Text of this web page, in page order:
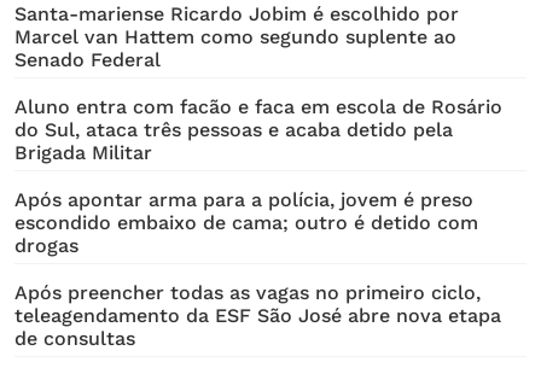
Santa-mariense Ricardo Jobim é escolhido por
Marcel van Hattem como segundo suplente ao
Senado Federal
Aluno entra com facão e faca em escola de Rosário
do Sul, ataca três pessoas e acaba detido pela
Brigada Militar
Após apontar arma para a polícia, jovem é preso
escondido embaixo de cama; outro é detido com
drogas
Após preencher todas as vagas no primeiro ciclo,
teleagendamento da ESF São José abre nova etapa
de consultas